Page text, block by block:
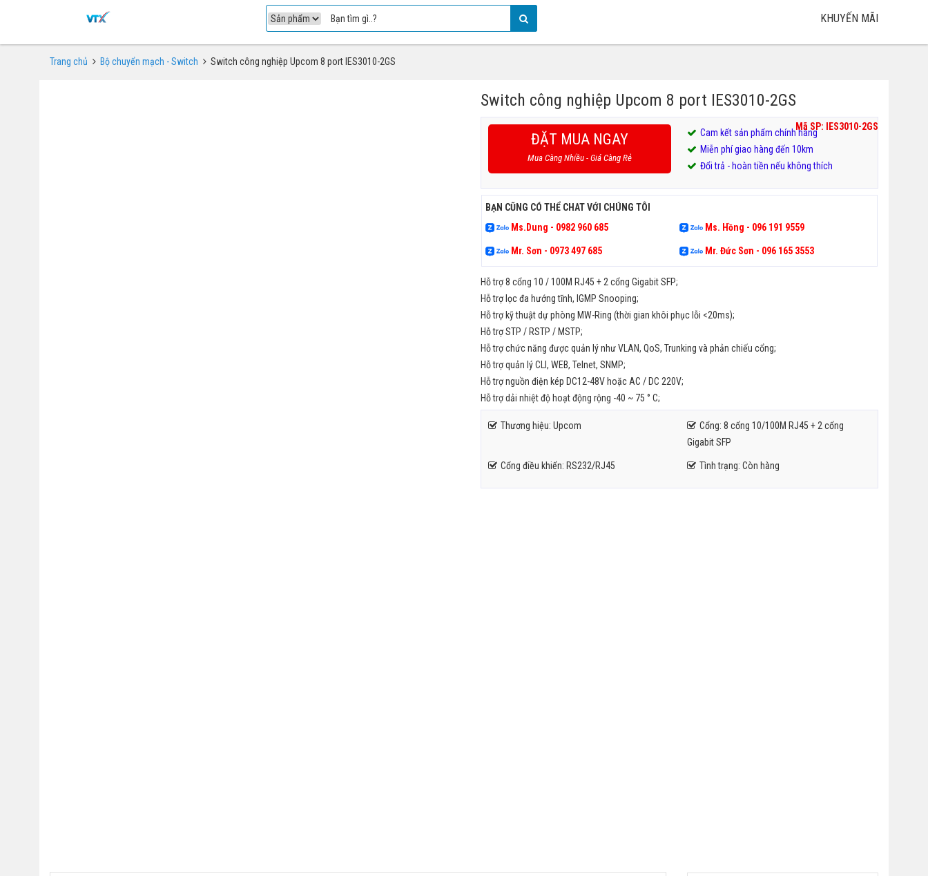
KHUYẾN MÃI
Trang chủ Bộ chuyển mạch - Switch Switch công nghiệp Upcom 8 port IES3010-2GS
Switch công nghiệp Upcom 8 port IES3010-2GS
Mã SP: IES3010-2GS
ĐẶT MUA NGAY
Mua Càng Nhiều - Giá Càng Rẻ
Cam kết sản phẩm chính hãng
Miễn phí giao hàng đến 10km
Đổi trả - hoàn tiền nếu không thích
BẠN CŨNG CÓ THỂ CHAT VỚI CHÚNG TÔI
Ms.Dung - 0982 960 685
Ms. Hồng - 096 191 9559
Mr. Sơn - 0973 497 685 Mr. Đức Sơn - 096 165 3553
Hỗ trợ 8 cổng 10 / 100M RJ45 + 2 cổng Gigabit SFP;
Hỗ trợ lọc đa hướng tĩnh, IGMP Snooping;
Hỗ trợ kỹ thuật dự phòng MW-Ring (thời gian khôi phục lỗi <20ms);
Hỗ trợ STP / RSTP / MSTP;
Hỗ trợ chức năng được quản lý như VLAN, QoS, Trunking và phản chiếu cổng;
Hỗ trợ quản lý CLI, WEB, Telnet, SNMP;
Hỗ trợ nguồn điện kép DC12-48V hoặc AC / DC 220V;
Hỗ trợ dải nhiệt độ hoạt động rộng -40 ~ 75 ° C;
Thương hiệu: Upcom
Cổng: 8 cổng 10/100M RJ45 + 2 cổng
Gigabit SFP
Cổng điều khiển: RS232/RJ45 Tình trạng: Còn hàng